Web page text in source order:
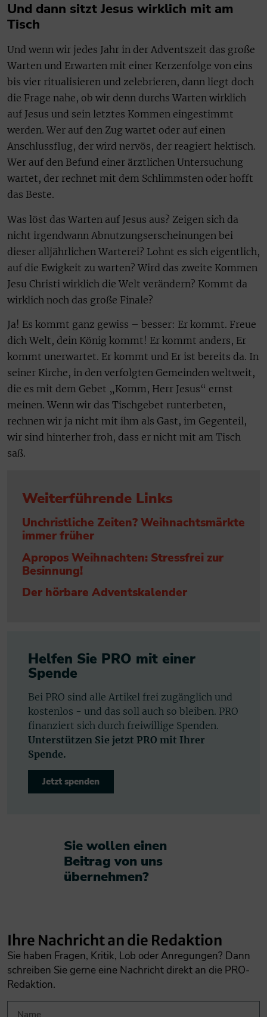
Und dann sitzt Jesus wirklich mit am
Tisch
Und wenn wir jedes Jahr in der Adventszeit das große
Warten und Erwarten mit einer Kerzenfolge von eins
bis vier ritualisieren und zelebrieren, dann liegt doch
die Frage nahe, ob wir denn durchs Warten wirklich
auf Jesus und sein letztes Kommen eingestimmt
werden. Wer auf den Zug wartet oder auf einen
Anschlussflug, der wird nervös, der reagiert hektisch.
Wer auf den Befund einer ärztlichen Untersuchung
wartet, der rechnet mit dem Schlimmsten oder hofft
das Beste.
Was löst das Warten auf Jesus aus? Zeigen sich da
nicht irgendwann Abnutzungserscheinungen bei
dieser alljährlichen Warterei? Lohnt es sich eigentlich,
auf die Ewigkeit zu warten? Wird das zweite Kommen
Jesu Christi wirklich die Welt verändern? Kommt da
wirklich noch das große Finale?
Ja! Es kommt ganz gewiss – besser: Er kommt. Freue
dich Welt, dein König kommt! Er kommt anders, Er
kommt unerwartet. Er kommt und Er ist bereits da. In
seiner Kirche, in den verfolgten Gemeinden weltweit,
die es mit dem Gebet „Komm, Herr Jesus“ ernst
meinen. Wenn wir das Tischgebet runterbeten,
rechnen wir ja nicht mit ihm als Gast, im Gegenteil,
wir sind hinterher froh, dass er nicht mit am Tisch
saß.
Weiterführende Links
Unchristliche Zeiten? Weihnachtsmärkte
immer früher
Apropos Weihnachten: Stressfrei zur
Besinnung!
Der hörbare Adventskalender
Helfen Sie PRO mit einer
Spende
Bei PRO sind alle Artikel frei zugänglich und
kostenlos - und das soll auch so bleiben. PRO
finanziert sich durch freiwillige Spenden.
Unterstützen Sie jetzt PRO mit Ihrer
Spende.
Jetzt spenden
Sie wollen einen
Beitrag von uns
übernehmen?​
Ihre Nachricht an die Redaktion
Sie haben Fragen, Kritik, Lob oder Anregungen? Dann
schreiben Sie gerne eine Nachricht direkt an die PRO-
Redaktion.